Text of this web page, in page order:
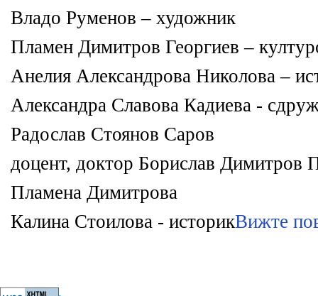
Владо Руменов – художник
Пламен Димитров Георгиев –
Анелия Александрова Николова –
Александра Славова Кадиева -
Радослав Стоянов Саров
доцент, доктор Борислав Димитров
Пламена Димитрова
Калина Стоилова - историкВижте